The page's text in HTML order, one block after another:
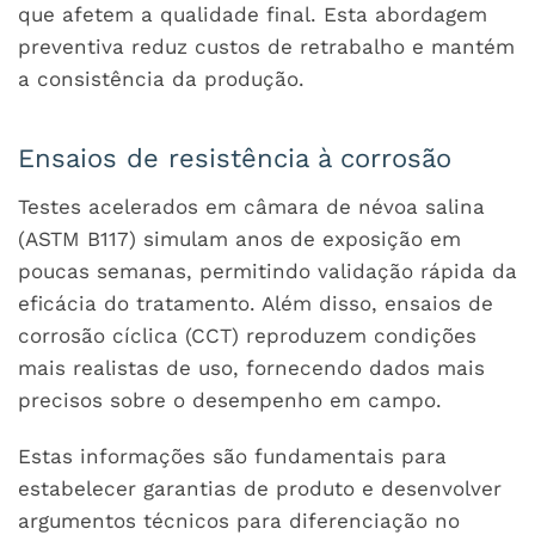
que afetem a qualidade final. Esta abordagem
preventiva reduz custos de retrabalho e mantém
a consistência da produção.
Ensaios de resistência à corrosão
Testes acelerados em câmara de névoa salina
(ASTM B117) simulam anos de exposição em
poucas semanas, permitindo validação rápida da
eficácia do tratamento. Além disso, ensaios de
corrosão cíclica (CCT) reproduzem condições
mais realistas de uso, fornecendo dados mais
precisos sobre o desempenho em campo.
Estas informações são fundamentais para
estabelecer garantias de produto e desenvolver
argumentos técnicos para diferenciação no